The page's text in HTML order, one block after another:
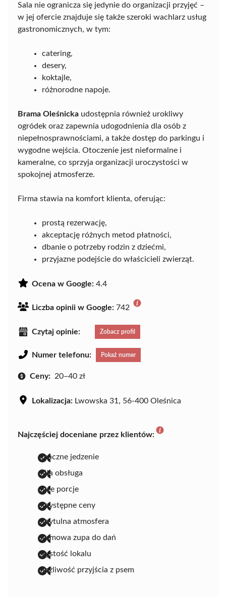
Sala nie ogranicza się jedynie do organizacji przyjęć –
w jej ofercie znajduje się także szeroki wachlarz usług
gastronomicznych, w tym:
catering,
desery,
koktajle,
różnorodne napoje.
Brama Oleśnicka udostępnia również urokliwy
ogródek oraz zapewnia udogodnienia dla osób z
niepełnosprawnościami, a także dostęp do parkingu i
wygodne wejścia. Otoczenie jest nieformalne i
kameralne, co sprzyja organizacji uroczystości w
spokojnej atmosferze.
Firma stawia na komfort klienta, oferując:
prostą rezerwację,
akceptację różnych metod płatności,
dbanie o potrzeby rodzin z dziećmi,
przyjazne podejście do właścicieli zwierząt.
Ocena w Google: 4.4
Liczba opinii w Google: 742
Czytaj opinie: Zobacz profil
Numer telefonu: Pokaż numer
Ceny: 20–40 zł
Lokalizacja: Lwowska 31, 56-400 Oleśnica
Najczęściej doceniane przez klientów:
smaczne jedzenie
miła obsługa
duże porcje
przystępne ceny
przytulna atmosfera
darmowa zupa do dań
czystość lokalu
możliwość przyjścia z psem